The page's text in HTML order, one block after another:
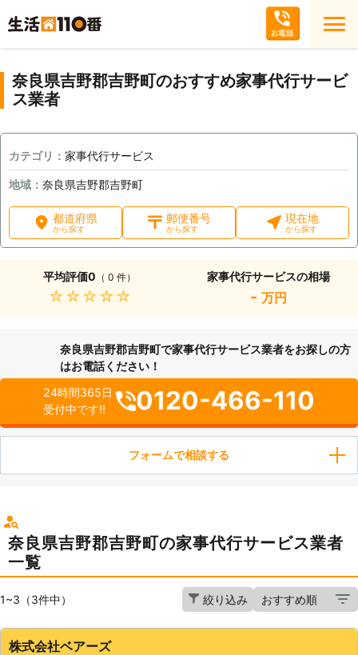
奈良県吉野郡吉野町のおすすめ家事代行サービ
ス業者
カテゴリ： 家事代行サービス
地域： 奈良県吉野郡吉野町
都道府県
から探す
郵便番号
から探す
現在地
から探す
平均評価0 （ 0 件）
★★★★★
家事代行サービスの相場
- 万円
奈良県吉野郡吉野町で家事代行サービス業者をお探しの方
はお電話ください！
24時間365日
受付中です!!
0120-466-110
フォームで相談する
奈良県吉野郡吉野町の家事代行サービス業者
一覧
1~3（3件中） 絞り込み
株式会社ベアーズ